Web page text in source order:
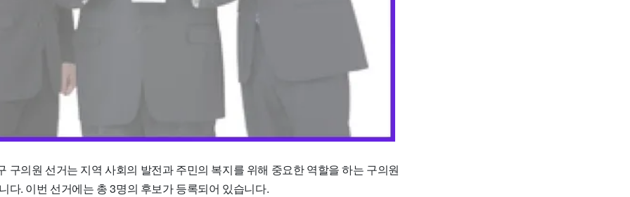
구의원 선거는 지역 사회의 발전과 주민의 복지를 위해 중요한 역할을 하는 구의원
다. 이번 선거에는 총 3명의 후보가 등록되어 있습니다.